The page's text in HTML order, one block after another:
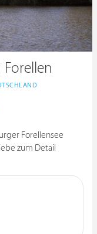
Forellensee
zum Detail